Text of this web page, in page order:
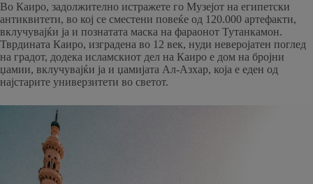
Во Каиро, задолжително истражете го Музејот на египетски
антиквитети, во кој се сместени повеќе од 120.000 артефакти,
вклучувајќи ја и познатата маска на фараонот Тутанкамон.
Тврдината Каиро, изградена во 12 век, нуди неверојатен поглед
на градот, додека исламскиот дел на Каиро е дом на бројни
џамии, вклучувајќи ја и џамијата Ал-Азхар, која е еден од
најстарите универзитети во светот.